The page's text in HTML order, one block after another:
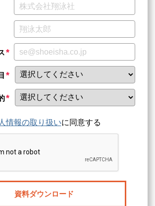
*
*
*
情報の取り扱いに同意する
資料ダウンロード